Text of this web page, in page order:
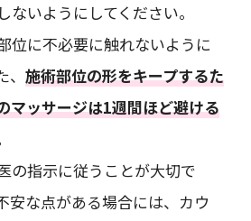
いようにしてください。
位に不必要に触れないように
施術部位の形をキープするた
マッサージは1週間ほど避ける
の指示に従うことが大切で
安な点がある場合には、カウ